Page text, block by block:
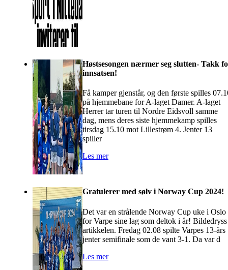
Høstsesongen nærmer seg slutten- Takk
innsatsen!
Få kamper gjenstår, og den første spilles
på hjemmebane for A-laget Damer. A-laget
Herrer tar turen til Nordre Eidsvoll samme
dag, mens deres siste hjemmekamp spilles
tirsdag 15.10 mot Lillestrøm 4. Jenter 13
spiller
Les mer
Gratulerer med sølv i Norway Cup 2024!
Det var en strålende Norway Cup uke i Oslo
for Varpe sine lag som deltok i år!
artikkelen. Fredag 02.08 spilte Varpes 13-års
jenter semifinale som de vant 3-1. Da var d
Les mer